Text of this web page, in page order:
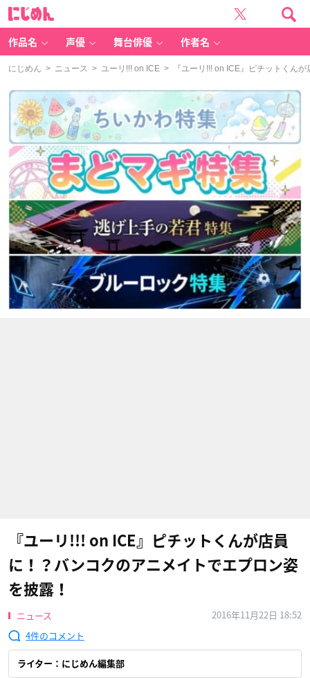
作品名 声優 舞台俳優 作者名
にじめん > ニュース > ユーリ!!! on ICE > 『ユーリ!!! on ICE』ピチットくん
『ユーリ!!! on ICE』ピチットくんが店員
に！？バンコクのアニメイトでエプロン姿
を披露！
ニュース
2016年11月22日 18:52
4
ライター：にじめん編集部